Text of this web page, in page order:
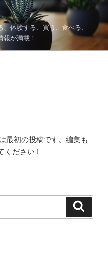
体験する、買う、食べる、
報が満載！
最初の投稿です。編集も
ください !